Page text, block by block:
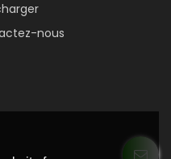
nous